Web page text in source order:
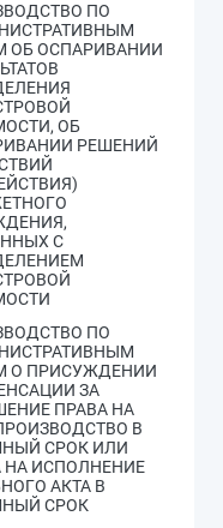
ПО
ОБ ОСПАРИВАНИИ
ОБ
РЕШЕНИЙ
С
ПО
О ПРИСУЖДЕНИИ
ЗА
ПРАВА НА
В
СРОК ИЛИ
НА ИСПОЛНЕНИЕ
АКТА В
СРОК